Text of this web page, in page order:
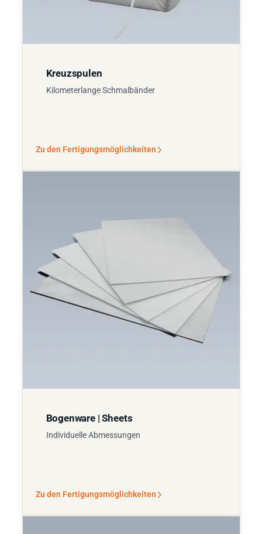
Kreuzspulen
Kilometerlange Schmalbänder
Zu den Fertigungsmöglichkeiten
Bogenware | Sheets
Individuelle Abmessungen
Zu den Fertigungsmöglichkeiten